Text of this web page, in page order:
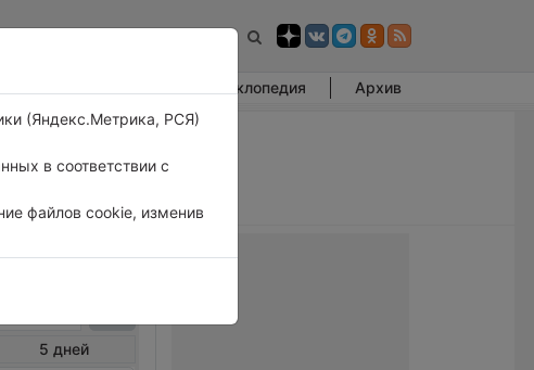
Энциклопедия Архив
5 дней
(Яндекс.Метрика, РСЯ)
в соответствии с
файлов cookie, изменив